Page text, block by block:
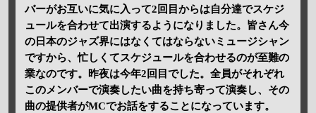
バーがお互いに気に入って2回目からは自分達でスケジ
ュールを合わせて出演するようになりました。皆さん今
の日本のジャズ界にはなくてはならないミュージシャン
ですから、忙しくてスケジュールを合わせるのが至難の
業なのです。昨夜は今年2回目でした。全員がそれぞれ
このメンバーで演奏したい曲を持ち寄って演奏し、その
曲の提供者がMCでお話をすることになっています。